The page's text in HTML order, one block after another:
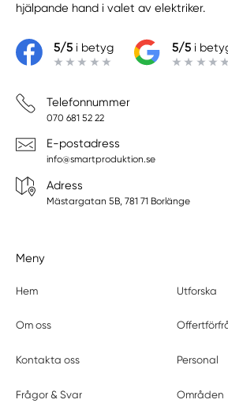
hjälpande hand i valet av elektriker.
5/5i betyg 5/5i
Telefonnummer
070 681 52 22
E-postadress
info@smartproduktion.se
Adress
Mästargatan 5B, 781 71 Borlänge
Meny
Hem Utforska
Om oss
Kontakta oss Personal
Frågor & Svar Områden